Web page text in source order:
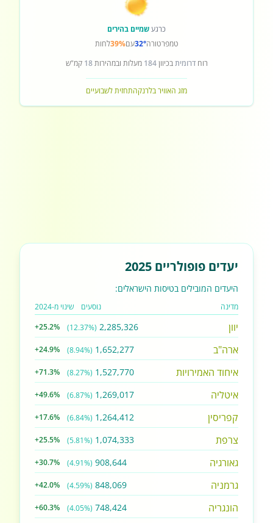
כרגעשמיים בהירים
טמפרטורה32°עם39%לחות
רוחדרומיתבכיוון184 מעלות ובמהירות18 קמ"ש
מזג האוויר בלרנקהתחזית לשבועיים
יעדים פופולריים 2025
היעדים המובילים בטיסות הישראלים:
מדינה נוסעים שינוי מ-2024
יוון 2,285,326
(12.37%)
+25.2%
ארה"ב 1,652,277
(8.94%)
+24.9%
איחוד האמירויות 1,527,770
(8.27%)
+71.3%
איטליה 1,269,017
(6.87%)
+49.6%
קפריסין 1,264,412
(6.84%)
+17.6%
צרפת 1,074,333
(5.81%)
+25.5%
גאורגיה 908,644
(4.91%)
+30.7%
גרמניה 848,069
(4.59%)
+42.0%
הונגריה 748,424
(4.05%)
+60.3%